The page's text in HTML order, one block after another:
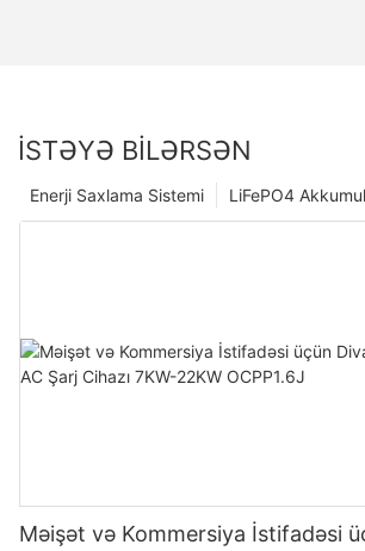
İSTƏYƏ BILƏRSƏN
LiFePO4
Enerji Saxlama Sistemi
Məişət və Kommersiya İstifadəsi